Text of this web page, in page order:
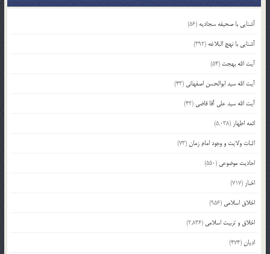
آشنایی با صحیفه سجادیه (56)
آشنایی با نهج البلاغه (392)
آیت الله بهجت (54)
آیت الله سید ابوالحسن اصفهانی (43)
آیت الله سید علی آقا قاضی (42)
ائمه اطهار (5,038)
اثبات ولایت و وجود امام زمان(73)
احادیث موضوعی (550)
اخبار (717)
اخلاق اسلامی (956)
اخلاق و تربیت اسلامی (2,836)
ادیان(474)